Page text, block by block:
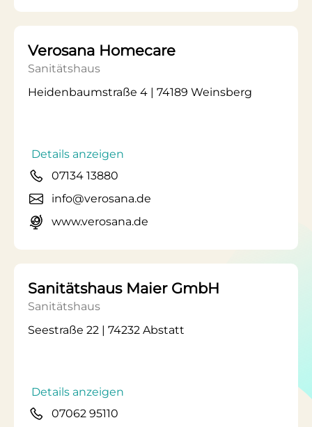
Verosana Homecare
Sanitätshaus
Heidenbaumstraße 4 | 74189 Weinsberg
Details anzeigen
07134 13880
info@verosana.de
www.verosana.de
Sanitätshaus Maier GmbH
Sanitätshaus
Seestraße 22 | 74232 Abstatt
Details anzeigen
07062 95110